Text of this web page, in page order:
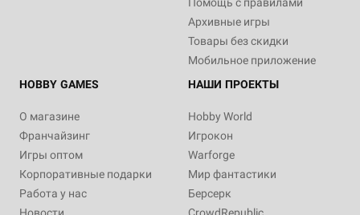
Помощь с правилами
Архивные игры
Товары без скидки
Мобильное приложение
HOBBY GAMES
О магазине
Франчайзинг
Игры оптом
Корпоративные подарки
Работа у нас
НАШИ ПРОЕКТЫ
Hobby World
Игрокон
Warforge
Мир фантастики
Берсерк